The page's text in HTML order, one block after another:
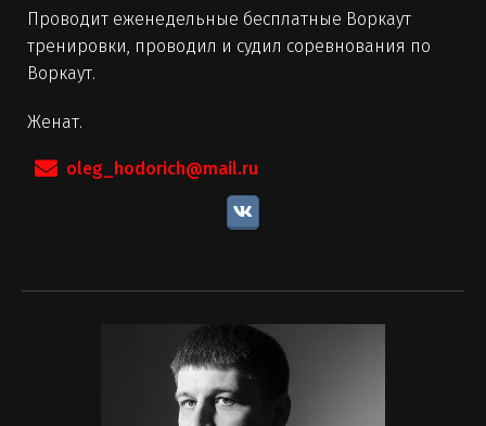
Проводит еженедельные бесплатные Воркаут
тренировки, проводил и судил соревнования по
Воркаут.
Женат.
oleg_hodorich@mail.ru